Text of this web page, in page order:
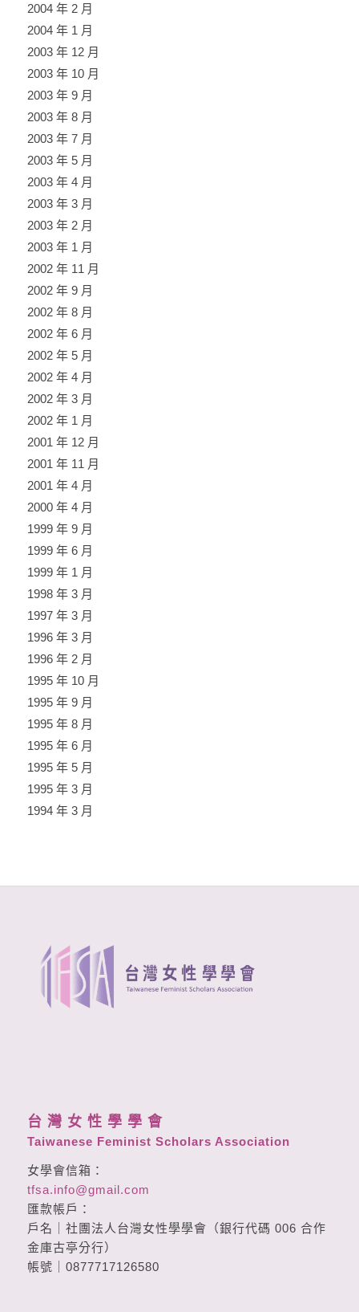
2004 年 2 月
2004 年 1 月
2003 年 12 月
2003 年 10 月
2003 年 9 月
2003 年 8 月
2003 年 7 月
2003 年 5 月
2003 年 4 月
2003 年 3 月
2003 年 2 月
2003 年 1 月
2002 年 11 月
2002 年 9 月
2002 年 8 月
2002 年 6 月
2002 年 5 月
2002 年 4 月
2002 年 3 月
2002 年 1 月
2001 年 12 月
2001 年 11 月
2001 年 4 月
2000 年 4 月
1999 年 9 月
1999 年 6 月
1999 年 1 月
1998 年 3 月
1997 年 3 月
1996 年 3 月
1996 年 2 月
1995 年 10 月
1995 年 9 月
1995 年 8 月
1995 年 6 月
1995 年 5 月
1995 年 3 月
1994 年 3 月
台 灣 女 性 學 學 會
Taiwanese Feminist Scholars Association
女學會信箱：
tfsa.info@gmail.com
匯款帳戶：
戶名｜社團法人台灣女性學學會（銀行代碼 006 合作
金庫古亭分行）
帳號｜0877717126580